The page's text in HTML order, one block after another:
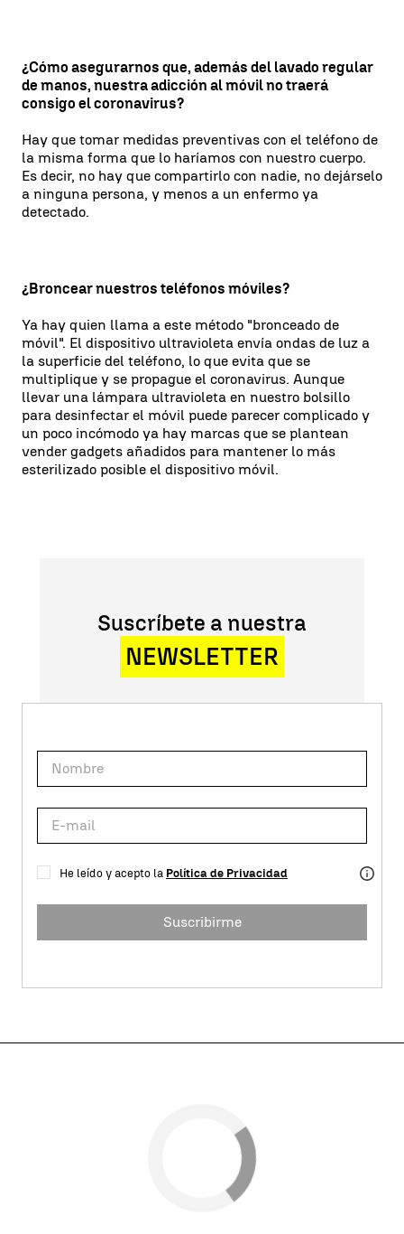
¿Cómo asegurarnos que, además del lavado regular
de manos, nuestra adicción al móvil no traerá
consigo el coronavirus?
Hay que tomar medidas preventivas con el teléfono de
la misma forma que lo haríamos con nuestro cuerpo.
Es decir, no hay que compartirlo con nadie, no dejárselo
a ninguna persona, y menos a un enfermo ya
detectado.
¿Broncear nuestros teléfonos móviles?
Ya hay quien llama a este método "bronceado de
móvil". El dispositivo ultravioleta envía ondas de luz a
la superficie del teléfono, lo que evita que se
multiplique y se propague el coronavirus. Aunque
llevar una lámpara ultravioleta en nuestro bolsillo
para desinfectar el móvil puede parecer complicado y
un poco incómodo ya hay marcas que se plantean
vender gadgets añadidos para mantener lo más
esterilizado posible el dispositivo móvil.
Suscríbete a nuestra
NEWSLETTER
He leído y acepto la Política de Privacidad
Suscribirme